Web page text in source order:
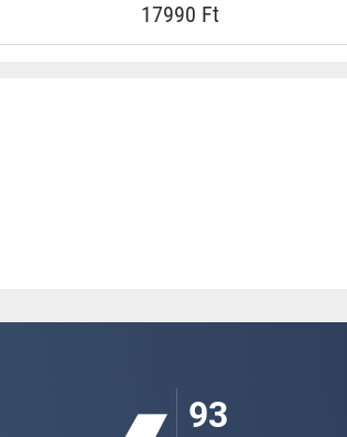
17990 Ft
93